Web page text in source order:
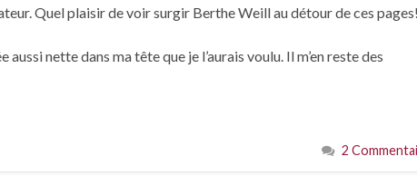
Quel plaisir de voir surgir Berthe Weill au détour de ces pages!
nette dans ma tête que je l’aurais voulu. Il m’en reste des
2